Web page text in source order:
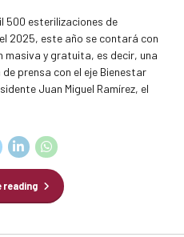
500 esterilizaciones de
2025, este año se contará con
masiva y gratuita, es decir, una
prensa con el eje Bienestar
Juan Miguel Ramírez, el
reading